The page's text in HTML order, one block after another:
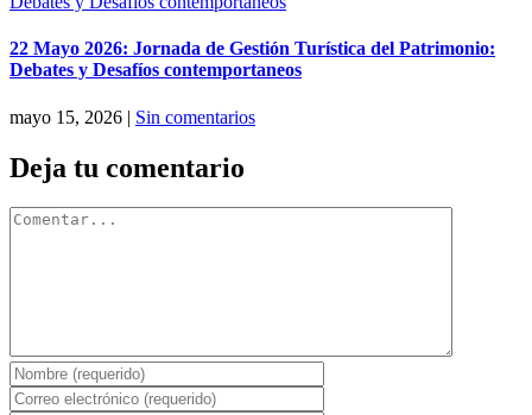
22 Mayo 2026: Jornada de Gestión Turística del Patrimonio:
Debates y Desafíos contemportaneos
mayo 15, 2026 | Sin comentarios
Deja tu comentario
Comentar